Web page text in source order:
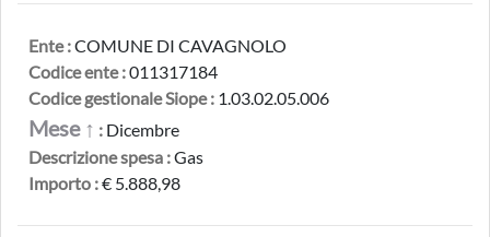
Ente :COMUNE DI CAVAGNOLO
Codice ente :011317184
Codice gestionale Siope : 1.03.02.05.006
Mese ↑ : Dicembre
Descrizione spesa :Gas
Importo :€ 5.888,98